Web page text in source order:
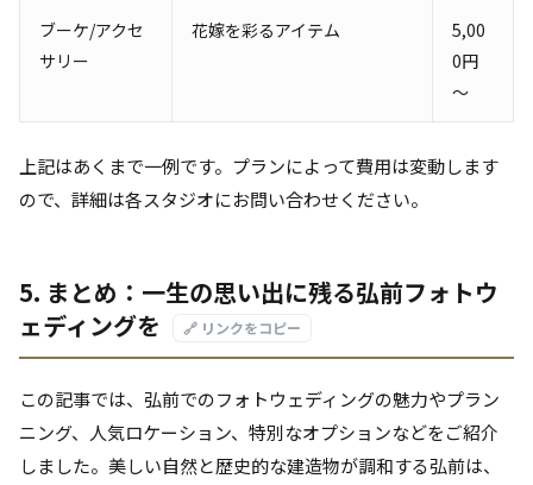
ブーケ/アクセ
サリー
花嫁を彩るアイテム
5,00
0円
～
上記はあくまで一例です。プランによって費用は変動します
ので、詳細は各スタジオにお問い合わせください。
5. まとめ：一生の思い出に残る弘前フォトウ
ェディングを
🔗 リンクをコピー
この記事では、弘前でのフォトウェディングの魅力やプラン
ニング、人気ロケーション、特別なオプションなどをご紹介
しました。美しい自然と歴史的な建造物が調和する弘前は、